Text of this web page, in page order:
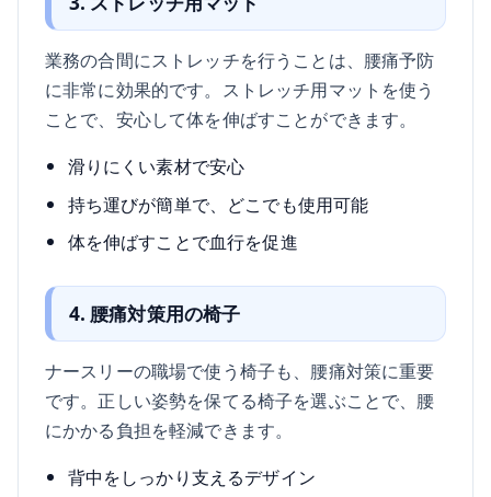
業務の合間にストレッチを行うことは、腰痛予防
に非常に効果的です。ストレッチ用マットを使う
ことで、安心して体を伸ばすことができます。
滑りにくい素材で安心
持ち運びが簡単で、どこでも使用可能
体を伸ばすことで血行を促進
4. 腰痛対策用の椅子
ナースリーの職場で使う椅子も、腰痛対策に重要
です。正しい姿勢を保てる椅子を選ぶことで、腰
にかかる負担を軽減できます。
背中をしっかり支えるデザイン